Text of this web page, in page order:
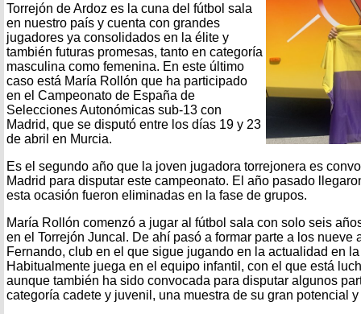
Torrejón de Ardoz es la cuna del fútbol sala
en nuestro país y cuenta con grandes
jugadores ya consolidados en la élite y
también futuras promesas, tanto en categoría
masculina como femenina. En este último
caso está María Rollón que ha participado
en el Campeonato de España de
Selecciones Autonómicas sub-13 con
Madrid, que se disputó entre los días 19 y 23
de abril en Murcia.
Es el segundo año que la joven jugadora torrejonera es
Madrid para disputar este campeonato. El año pasado
esta ocasión fueron eliminadas en la fase de grupos.
María Rollón comenzó a jugar al fútbol sala con solo seis
en el Torrejón Juncal. De ahí pasó a formar parte a los nueve
Fernando, club en el que sigue jugando en la actualidad en
Habitualmente juega en el equipo infantil, con el que está
aunque también ha sido convocada para disputar algunos
categoría cadete y juvenil, una muestra de su gran potencial